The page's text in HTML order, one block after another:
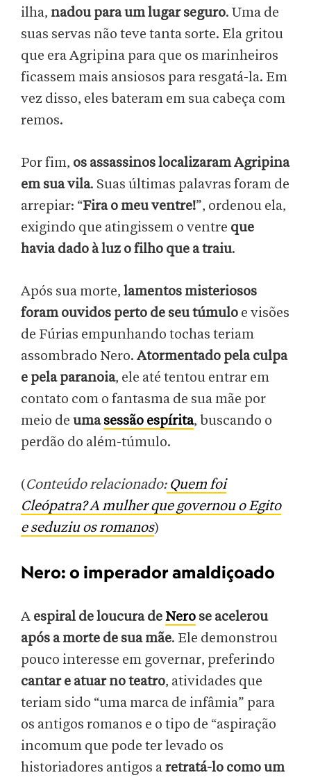
ilha, nadou para um lugar seguro. Uma de
suas servas não teve tanta sorte. Ela gritou
que era Agripina para que os marinheiros
ficassem mais ansiosos para resgatá-la. Em
vez disso, eles bateram em sua cabeça com
remos.
Por fim, os assassinos localizaram Agripina
em sua vila. Suas últimas palavras foram de
arrepiar: “Fira o meu ventre!”, ordenou ela,
exigindo que atingissem o ventre que
havia dado à luz o filho que a traiu.
Após sua morte, lamentos misteriosos
foram ouvidos perto de seu túmulo e visões
de Fúrias empunhando tochas teriam
assombrado Nero. Atormentado pela culpa
e pela paranoia, ele até tentou entrar em
contato com o fantasma de sua mãe por
meio de umasessão espírita, buscando o
perdão do além-túmulo.
(Conteúdo relacionado:Quem foi
Cleópatra? A mulher que governou o Egito
e seduziu os romanos)
Nero: o imperador amaldiçoado
A espiral de loucura de Nero se acelerou
após a morte de sua mãe. Ele demonstrou
pouco interesse em governar, preferindo
cantar e atuar no teatro, atividades que
teriam sido “uma marca de infâmia” para
os antigos romanos e o tipo de “aspiração
incomum que pode ter levado os
historiadores antigos aretratá-lo como um